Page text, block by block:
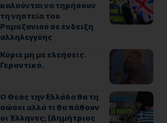
καλούνται να τηρήσουν
τη νηστεία του
Ραμαζανιού σε ένδειξη
αλληλεγγύης
Kύριε μη με ελεήσεις.
Γεροντικό.
Ο Θεός την Ελλάδα θα τη
σώσει αλλά τι θα πάθουν
οι Έλληνες; (Δημήτριος